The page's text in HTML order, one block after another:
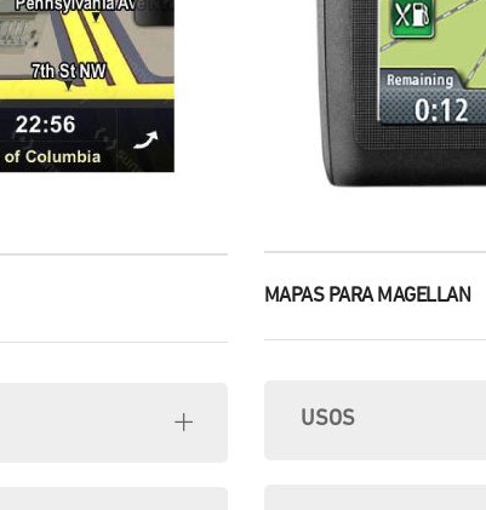
MAPAS PARA MAGELLAN
USOS